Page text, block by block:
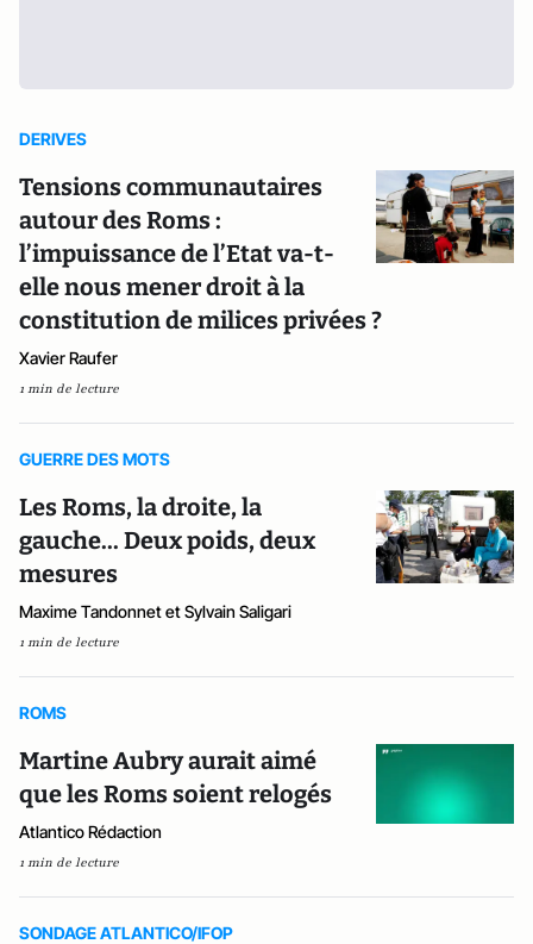
DERIVES
Tensions communautaires
autour des Roms :
l’impuissance de l’Etat va-t-
elle nous mener droit à la
constitution de milices privées ?
Xavier Raufer
1 min de lecture
GUERRE DES MOTS
Les Roms, la droite, la
gauche... Deux poids, deux
mesures
Maxime Tandonnet et Sylvain Saligari
1 min de lecture
ROMS
Martine Aubry aurait aimé
que les Roms soient relogés
Atlantico Rédaction
1 min de lecture
SONDAGE ATLANTICO/IFOP